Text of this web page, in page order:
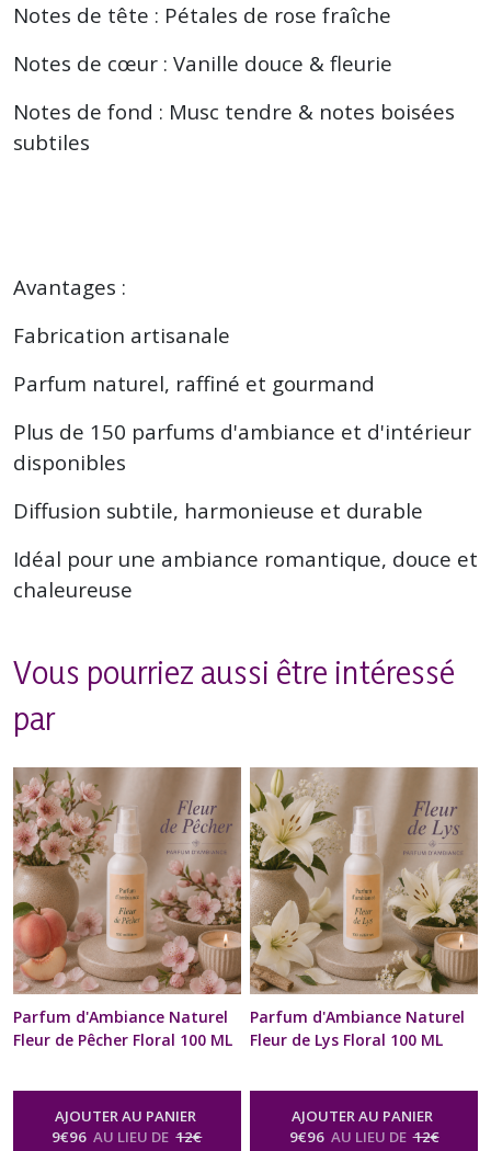
Notes de tête : Pétales de rose fraîche
Notes de cœur : Vanille douce & fleurie
Notes de fond : Musc tendre & notes boisées
subtiles
Avantages :
Fabrication artisanale
Parfum naturel, raffiné et gourmand
Plus de 150 parfums d'ambiance et d'intérieur
disponibles
Diffusion subtile, harmonieuse et durable
Idéal pour une ambiance romantique, douce et
chaleureuse
Vous pourriez aussi être intéressé
par
Parfum d'Ambiance Naturel
Fleur de Pêcher Floral 100 ML
Désodorisant Fleuri Maison
Voiture Bien être Cadeau
Noël anniversaire Fête des
AJOUTER AU PANIER
9€96 AU LIEU DE 12€
Parfum d'Ambiance Naturel
Fleur de Lys Floral 100 ML
Désodorisant Fleuri Maison
Voiture Bien être Cadeau
Noël anniversaire Fête des
AJOUTER AU PANIER
9€96 AU LIEU DE 12€